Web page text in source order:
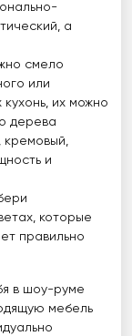
а
смело
или
их можно
дерева
кремовый,
и
которые
правильно
в шоу-руме
мебель